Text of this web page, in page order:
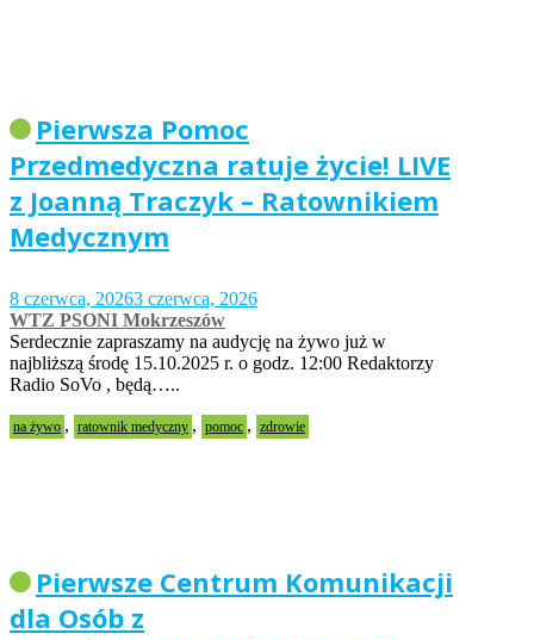
Pierwsza Pomoc
Przedmedyczna ratuje życie! LIVE
z Joanną Traczyk – Ratownikiem
Medycznym
8 czerwca, 20263 czerwca, 2026
WTZ PSONI Mokrzeszów
Serdecznie zapraszamy na audycję na żywo już w
najbliższą środę 15.10.2025 r. o godz. 12:00 Redaktorzy
Radio SoVo , będą…..
na żywo , ratownik medyczny , pomoc , zdrowie
Pierwsze Centrum Komunikacji
dla Osób z